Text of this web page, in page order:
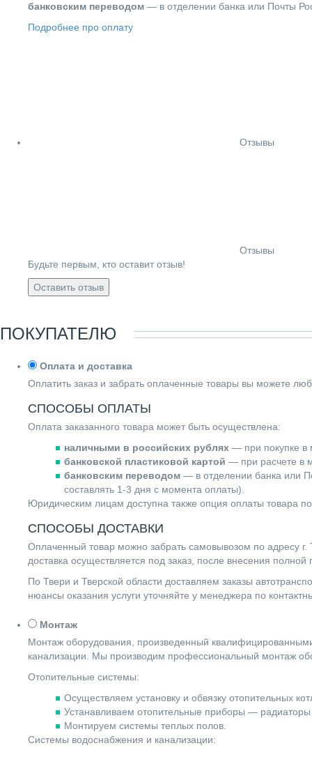
банковским переводом — в отделении банка или Почты
Подробнее про оплату
Отзывы
Отзывы
Будьте первым, кто оставит отзыв!
Оставить отзыв
ПОКУПАТЕЛЮ
Оплата и доставка
Оплатить заказ и забрать оплаченные товары вы можете
СПОСОБЫ ОПЛАТЫ
Оплата заказанного товара может быть осуществлена:
наличными в российских рублях — при покупке в
банковской пластиковой картой — при расчете в
банковским переводом — в отделении банка или
составлять 1-3 дня с момента оплаты).
Юридическим лицам доступна также опция оплаты товара
СПОСОБЫ ДОСТАВКИ
Оплаченный товар можно забрать самовывозом по адресу г.
доставка осуществляется под заказ, после внесения полной
По Твери и Тверской области доставляем заказы
нюансы оказания услуги уточняйте у менеджера по
Монтаж
Монтаж оборудования, произведенный
канализации. Мы производим профессиональный монтаж
Отопительные системы:
Осуществляем установку и обвязку отопительных
Устанавливаем отопительные приборы —
Монтируем системы теплых полов.
Системы водоснабжения и канализации: